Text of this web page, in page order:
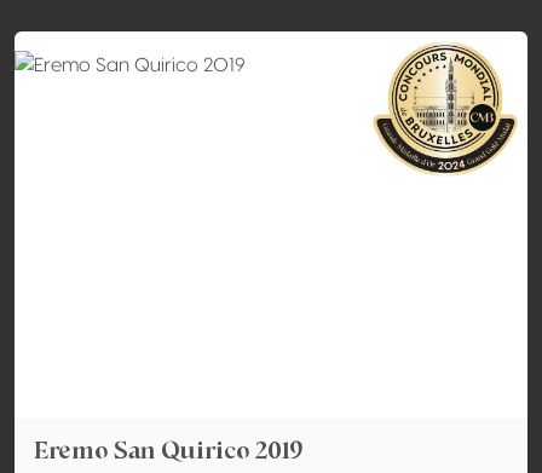
Eremo San Quirico 2019